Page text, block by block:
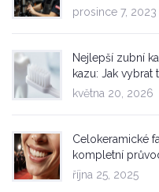
prosince 7, 2023
Nejlepší zubní
kazu: Jak vybrat
května 20, 2026
Celokeramické
kompletní
října 25, 2025